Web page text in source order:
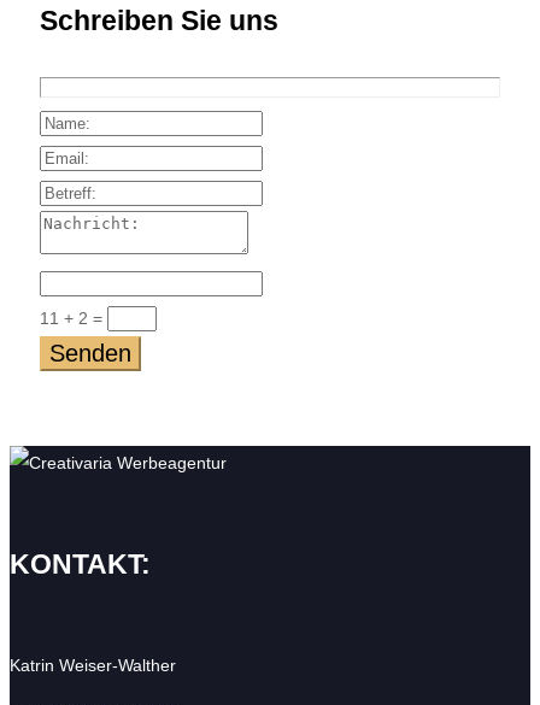
Schreiben Sie uns
11 + 2 =
Senden
KONTAKT:
Katrin Weiser-Walther